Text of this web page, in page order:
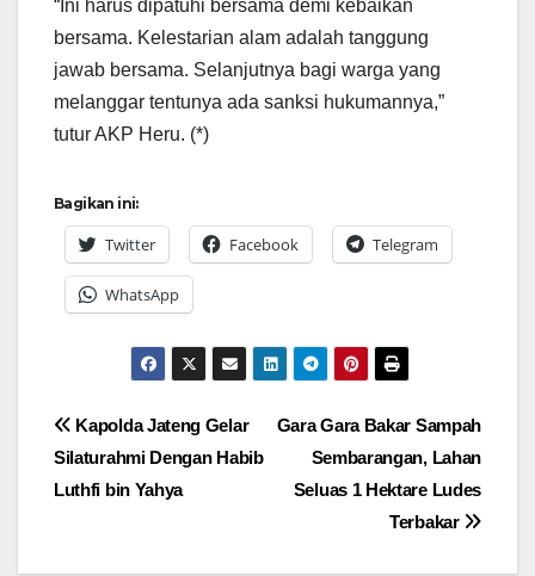
“Ini harus dipatuhi bersama demi kebaikan
bersama. Kelestarian alam adalah tanggung
jawab bersama. Selanjutnya bagi warga yang
melanggar tentunya ada sanksi hukumannya,”
tutur AKP Heru. (*)
Bagikan ini:
Twitter Facebook Telegram
WhatsApp
Navigasi
pos
Gara Gara Bakar Sampah
Sembarangan, Lahan
Seluas 1 Hektare Ludes
Terbakar
Kapolda Jateng Gelar
Silaturahmi Dengan Habib
Luthfi bin Yahya